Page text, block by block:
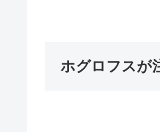
ホグロフスが